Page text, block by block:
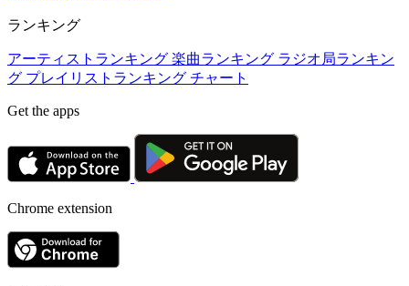
ランキング
アーティストランキング 楽曲ランキング ラジオ局ランキン
グ プレイリストランキング チャート
Get the apps
Chrome extension